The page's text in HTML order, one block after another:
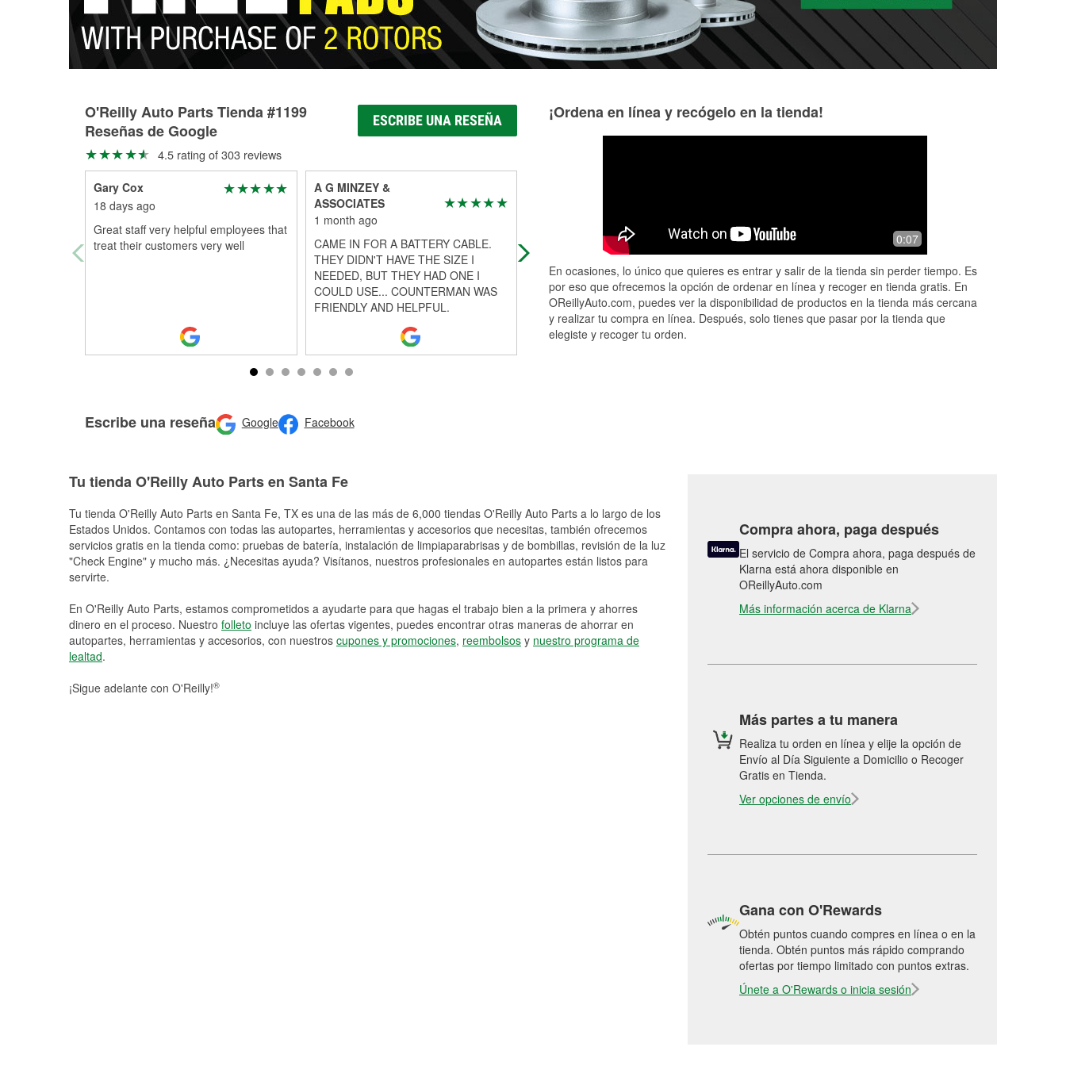
O'Reilly Auto Parts Tienda #1199
Reseñas de Google
ESCRIBE UNA RESEÑA
4.5 rating of 303 reviews
Gary Cox
18 days ago
Great staff very helpful employees that
treat their customers very well
A G MINZEY &
ASSOCIATES
1 month ago
CAME IN FOR A BATTERY CABLE.
THEY DIDN'T HAVE THE SIZE I
NEEDED, BUT THEY HAD ONE I
COULD USE... COUNTERMAN WAS
FRIENDLY AND HELPFUL.
Jacob is real cool
Great service and friendly! 😊
Escribe una reseña Google Facebook
¡Ordena en línea y recógelo en la tienda!
0:07
En ocasiones, lo único que quieres es entrar y salir de la tienda sin perder tiempo. Es
por eso que ofrecemos la opción de ordenar en línea y recoger en tienda gratis. En
OReillyAuto.com, puedes ver la disponibilidad de productos en la tienda más cercana
y realizar tu compra en línea. Después, solo tienes que pasar por la tienda que
elegiste y recoger tu orden.
Tu tienda O'Reilly Auto Parts en Santa Fe
Tu tienda O'Reilly Auto Parts en Santa Fe, TX es una de las más de 6,000 tiendas O'Reilly Auto Parts a lo largo de los
Estados Unidos. Contamos con todas las autopartes, herramientas y accesorios que necesitas, también ofrecemos
servicios gratis en la tienda como: pruebas de batería, instalación de limpiaparabrisas y de bombillas, revisión de la luz
"Check Engine" y mucho más. ¿Necesitas ayuda? Visítanos, nuestros profesionales en autopartes están listos para
servirte.
En O'Reilly Auto Parts, estamos comprometidos a ayudarte para que hagas el trabajo bien a la primera y ahorres
dinero en el proceso. Nuestro folleto incluye las ofertas vigentes, puedes encontrar otras maneras de ahorrar en
autopartes, herramientas y accesorios, con nuestros cupones y promociones, reembolsos y nuestro programa de
lealtad.
¡Sigue adelante con O'Reilly!®
Compra ahora, paga después
El servicio de Compra ahora, paga después de
Klarna está ahora disponible en
OReillyAuto.com
Más información acerca de Klarna
Más partes a tu manera
Realiza tu orden en línea y elije la opción de
Envío al Día Siguiente a Domicilio o Recoger
Gratis en Tienda.
Ver opciones de envío
Gana con O'Rewards
Obtén puntos cuando compres en línea o en la
tienda. Obtén puntos más rápido comprando
ofertas por tiempo limitado con puntos extras.
Únete a O'Rewards o inicia sesión